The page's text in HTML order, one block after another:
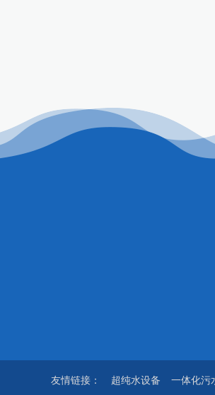
友情链接： 超纯水设备 一体化污